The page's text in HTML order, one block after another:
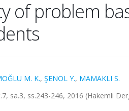
of problem
M. K., ŞENOL Y., MAMAKLI S.
sa.3, ss.243-246, 2016 (Hakemli